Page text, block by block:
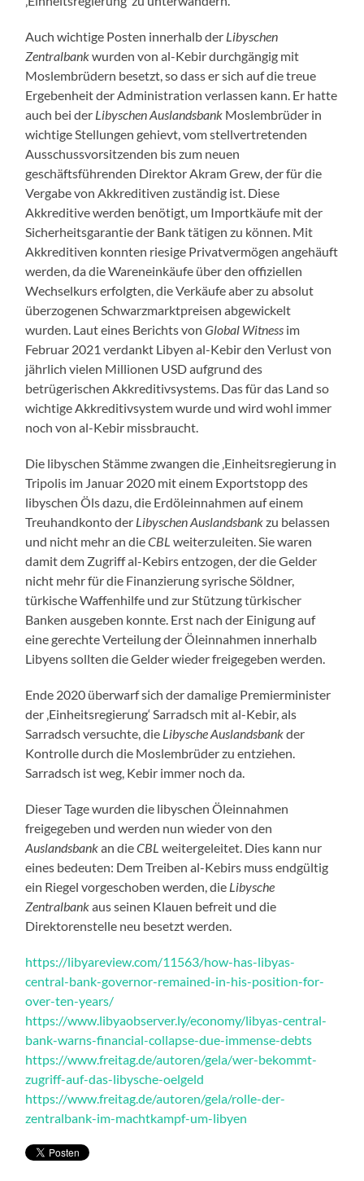
Auch wichtige Posten innerhalb der Libyschen
Zentralbankwurden von al-Kebir durchgängig mit
Moslembrüdern besetzt, so dass er sich auf die treue
Ergebenheit der Administration verlassen kann. Er hatte
auch bei der Libyschen Auslandsbank Moslembrüder in
wichtige Stellungen gehievt, vom stellvertretenden
Ausschussvorsitzenden bis zum neuen
geschäftsführenden Direktor Akram Grew, der für die
Vergabe von Akkreditiven zuständig ist. Diese
Akkreditive werden benötigt, um Importkäufe mit der
Sicherheitsgarantie der Bank tätigen zu können. Mit
Akkreditiven konnten riesige Privatvermögen angehäuft
werden, da die Wareneinkäufe über den offiziellen
Wechselkurs erfolgten, die Verkäufe aber zu absolut
überzogenen Schwarzmarktpreisen abgewickelt
wurden. Laut eines Berichts vonGlobal Witness im
Februar 2021 verdankt Libyen al-Kebir den Verlust von
jährlich vielen Millionen USD aufgrund des
betrügerischen Akkreditivsystems. Das für das Land so
wichtige Akkreditivsystem wurde und wird wohl immer
noch von al-Kebir missbraucht.
Die libyschen Stämme zwangen die ‚Einheitsregierung in
Tripolis im Januar 2020 mit einem Exportstopp des
libyschen Öls dazu, die Erdöleinnahmen auf einem
Treuhandkonto der Libyschen Auslandsbankzu belassen
und nicht mehr an dieCBL weiterzuleiten. Sie waren
damit dem Zugriff al-Kebirs entzogen, der die Gelder
nicht mehr für die Finanzierung syrische Söldner,
türkische Waffenhilfe und zur Stützung türkischer
Banken ausgeben konnte. Erst nach der Einigung auf
eine gerechte Verteilung der Öleinnahmen innerhalb
Libyens sollten die Gelder wieder freigegeben werden.
Ende 2020 überwarf sich der damalige Premierminister
der ‚Einheitsregierung‘ Sarradsch mit al-Kebir, als
Sarradsch versuchte, die Libysche Auslandsbankder
Kontrolle durch die Moslembrüder zu entziehen.
Sarradsch ist weg, Kebir immer noch da.
Dieser Tage wurden die libyschen Öleinnahmen
freigegeben und werden nun wieder von den
Auslandsbankan dieCBL weitergeleitet. Dies kann nur
eines bedeuten: Dem Treiben al-Kebirs muss endgültig
ein Riegel vorgeschoben werden, die Libysche
Zentralbankaus seinen Klauen befreit und die
Direktorenstelle neu besetzt werden.
https://libyareview.com/11563/how-has-libyas-
central-bank-governor-remained-in-his-position-for-
over-ten-years/
https://www.libyaobserver.ly/economy/libyas-central-
bank-warns-financial-collapse-due-immense-debts
https://www.freitag.de/autoren/gela/wer-bekommt-
zugriff-auf-das-libysche-oelgeld
https://www.freitag.de/autoren/gela/rolle-der-
zentralbank-im-machtkampf-um-libyen